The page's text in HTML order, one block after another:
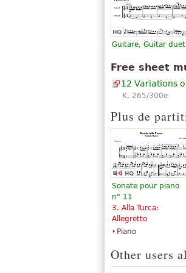
SA 3.0.
Guitare, Guitar duet
Free sheet
12 Variations
K. 265/300e
Plus de
Sonate pour piano
n° 11
3. Alla Turca:
Allegretto
Piano
Other users